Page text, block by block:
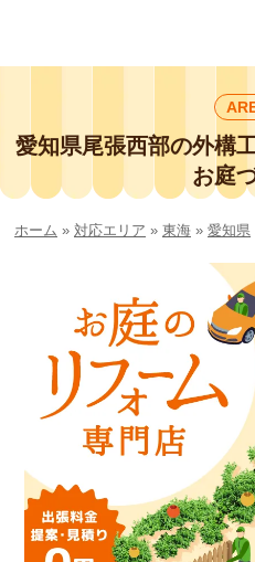
外構工事や庭
No.1チェーン
smileガーデン
任せください
愛知県尾張西部の外構
お庭
ホーム » 対応エリア » 東海 » 愛知県